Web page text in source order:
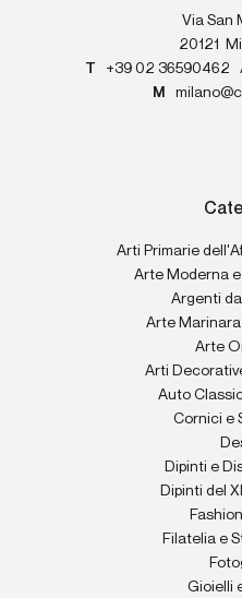
Via San
20121
T
+39 02 36590462
M
Arti Primarie
Arte Moderna
Argenti
Arte
Arte
Arti
Auto
Cornici e
Dipinti e
Dipinti del
Filatelia e
Gioielli